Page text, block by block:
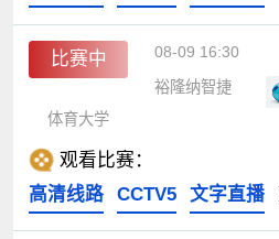
比赛中 08-09 16:30
裕隆纳智捷
体育大学
观看比赛：
高清线路
CCTV5 文字直播